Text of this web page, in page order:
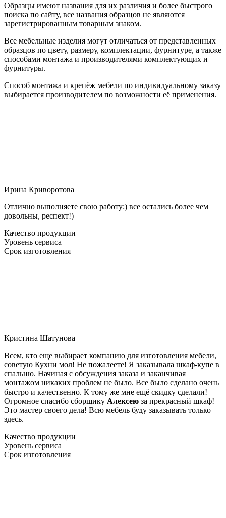
Образцы имеют названия для их различия и более быстрого
поиска по сайту, все названия образцов не являются
зарегистрированным товарным знаком.
Все мебельные изделия могут отличаться от представленных
образцов по цвету, размеру, комплектации, фурнитуре, а также
способами монтажа и производителями комплектующих и
фурнитуры.
Способ монтажа и крепёж мебели по индивидуальному заказу
выбирается производителем по возможности её применения.
Ирина Криворотова
Отлично выполняете свою работу:) все остались более чем
довольны, респект!)
Качество продукции
Уровень сервиса
Срок изготовления
Кристина Шатунова
Всем, кто еще выбирает компанию для изготовления мебели,
советую Кухни мол! Не пожалеете! Я заказывала шкаф-купе в
спальню. Начиная с обсуждения заказа и заканчивая
монтажом никаких проблем не было. Все было сделано очень
быстро и качественно. К тому же мне ещё скидку сделали!
Огромное спасибо сборщику Алексею за прекрасный шкаф!
Это мастер своего дела! Всю мебель буду заказывать только
здесь.
Качество продукции
Уровень сервиса
Срок изготовления